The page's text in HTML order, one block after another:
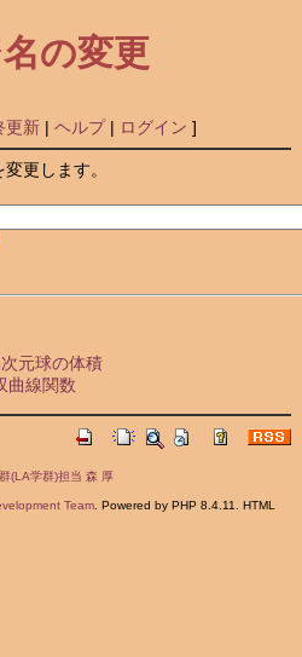
の変更
更新| ヘルプ| ログイン ]
更します。
元球の体積
曲線関数
(LA学群)担当 森 厚
Team. Powered by PHP 8.4.11. HTML